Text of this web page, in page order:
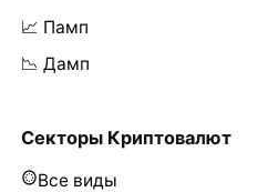
📈 Памп
📉 Дамп
Секторы Криптовалют
Все виды